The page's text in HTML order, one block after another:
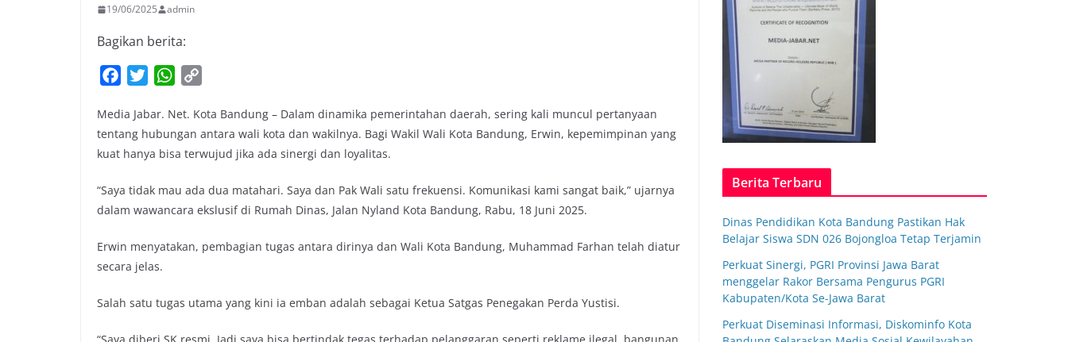
19/06/2025 admin
Bagikan berita:
c
e
b
o
k
i
t
t
r
W
a
t
s
p
p
p
y
L
n
k
Media Jabar. Net. Kota Bandung – Dalam dinamika pemerintahan daerah, sering kali muncul pertanyaan
tentang hubungan antara wali kota dan wakilnya. Bagi Wakil Wali Kota Bandung, Erwin, kepemimpinan yang
kuat hanya bisa terwujud jika ada sinergi dan loyalitas.
“Saya tidak mau ada dua matahari. Saya dan Pak Wali satu frekuensi. Komunikasi kami sangat baik,” ujarnya
dalam wawancara ekslusif di Rumah Dinas, Jalan Nyland Kota Bandung, Rabu, 18 Juni 2025.
Erwin menyatakan, pembagian tugas antara dirinya dan Wali Kota Bandung, Muhammad Farhan telah diatur
secara jelas.
Salah satu tugas utama yang kini ia emban adalah sebagai Ketua Satgas Penegakan Perda Yustisi.
Berita Terbaru
Dinas Pendidikan Kota Bandung Pastikan Hak
Belajar Siswa SDN 026 Bojongloa Tetap Terjamin
Perkuat Sinergi, PGRI Provinsi Jawa Barat
menggelar Rakor Bersama Pengurus PGRI
Kabupaten/Kota Se-Jawa Barat
Perkuat Diseminasi Informasi, Diskominfo Kota